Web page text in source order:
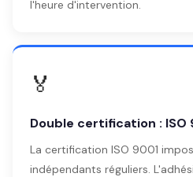
l'heure d'intervention.
🏅
Double certification : ISO
La certification ISO 9001
indépendants réguliers.